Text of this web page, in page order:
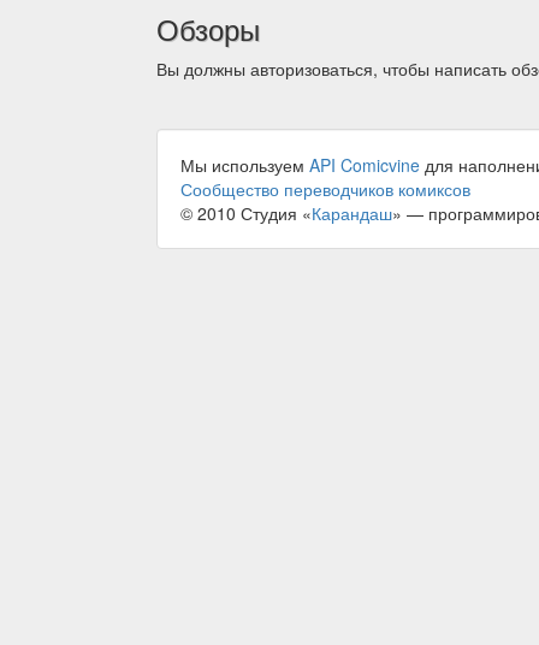
Обзоры
Вы должны авторизоваться, чтобы написать
Мы используем API Comicvine для
Сообщество переводчиков комиксов
© 2010 Студия «Карандаш» —